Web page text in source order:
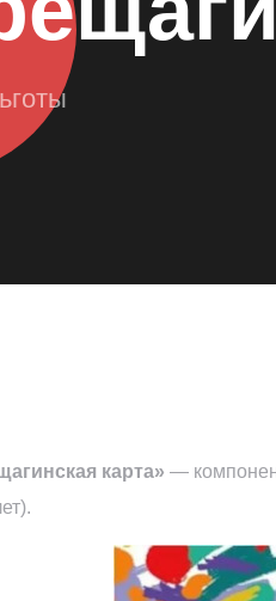
карта» —